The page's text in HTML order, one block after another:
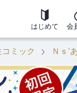
はじめて 会
コミック Ｎｓ’